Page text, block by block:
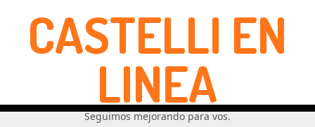
CASTELLI EN
LINEA
Seguimos mejorando para vos.